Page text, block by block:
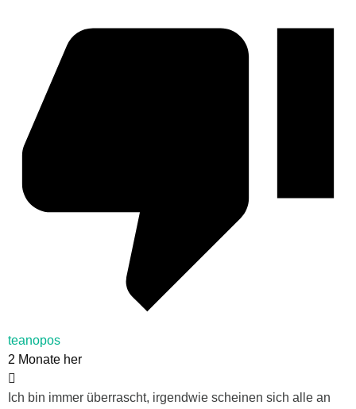
teanopos
2 Monate her
Ich bin immer überrascht, irgendwie scheinen sich alle an